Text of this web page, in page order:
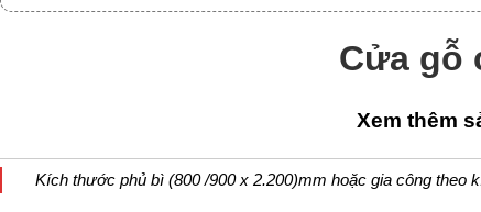
Cửa gỗ
Xem thêm
Kích thước phủ bì (800 /900 x 2.200)mm hoặc gia công theo